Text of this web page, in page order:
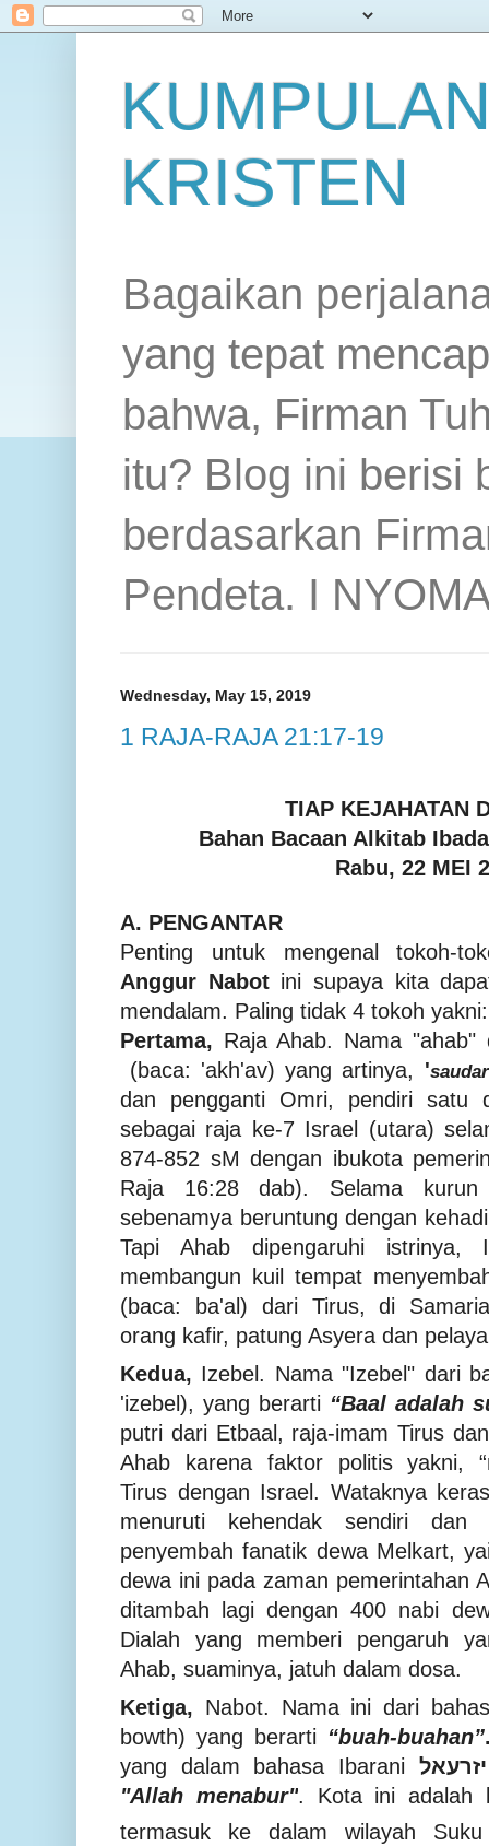
KRISTEN
Bagaikan
yang tepat
bahwa, Firman
itu? Blog ini berisi
berdasarkan
Pendeta. I
Wednesday, May 15, 2019
1 RAJA-RAJA 21:17-19
TIAP KEJAHATAN
Bahan Bacaan Alkitab
Rabu,22 MEI
A. PENGANTAR
Penting untuk mengenal tokoh-
Anggur Nabotini supaya kita
mendalam. Paling tidak 4 tokoh yakni:
Pertama, Raja Ahab. Nama "ahab"
(baca: 'akh'av) yang artinya, '
dan pengganti Omri, pendiri satu
sebagai raja ke-7 Israel
(utara)
874-852 sMdengan ibukota
Raja 16:28 dab).
Selama kurun
sebenamya beruntung dengan
Tapi Ahab dipengaruhi
membangun kuil tempat
(baca:
ba'al) dari Tirus, di
orang kafir, patung Asyera dan
Kedua, Izebel. Nama"Izebel" dari
'izebel), yang berarti “Baal adalah
putri dari Etbaal, raja-imam Tirus
Ahab
karena faktor politis yakni,“
Tirus dengan Israel. Wataknya
menuruti kehendak sendiri dan
penyembah fanatik dewa Melkart,
dewa ini pada zaman pemerintahan
ditambah lagi dengan 400 nabi
Dialah yang memberi pengaruh
Ahab, suaminya, jatuh dalam dosa.
Ketiga, Nabot. Nama ini dari
bowth) yang berarti “buah-buahan”
yang dalam bahasa Ibarani יזרעאל
"Allah menabur". Kota iniadalah
termasuk ke dalam wilayah